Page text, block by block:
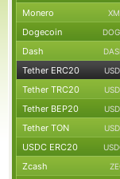
Monero
Dogecoin
Dash
Tether ERC20
Tether TRC20
Tether BEP20
Tether TON
USDC ERC20
Zcash